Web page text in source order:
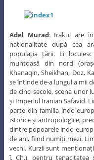
Adel Murad: Irakul are
naționalitate după cea
populația țării. Ei
muntoasă din nord
Khanaqin, Sheikhan, Doz,
se întinde de-a lungul a mii
de cinci secole, scena
și Imperiul Iranian Safavid.
parte din familia indo-
istorice și antropologice,
dintre popoarele indo-
de ani, fiind numiți mezi.
vechi. Kurzii sunt
î. Ch.), pentru